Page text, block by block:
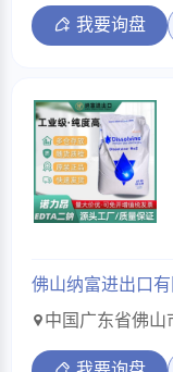
我要询盘
佛山纳富进出口
中国广东省佛山